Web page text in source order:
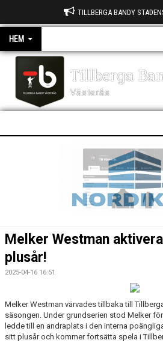
TILLBERGA BANDY
HEM
Tillberga
Västerås
KALENDER
BILDGALLERI
DOKUMENT
VÅRA LAG/TRÄNARE
Melker Westman
plusår!
2025-04-16 16:51
Melker Westman värvades tillbaka till
säsongen. Under grundserien stod Melker
ledde till en andraplats i den interna
sitt plusår och kommer fortsätta spela i